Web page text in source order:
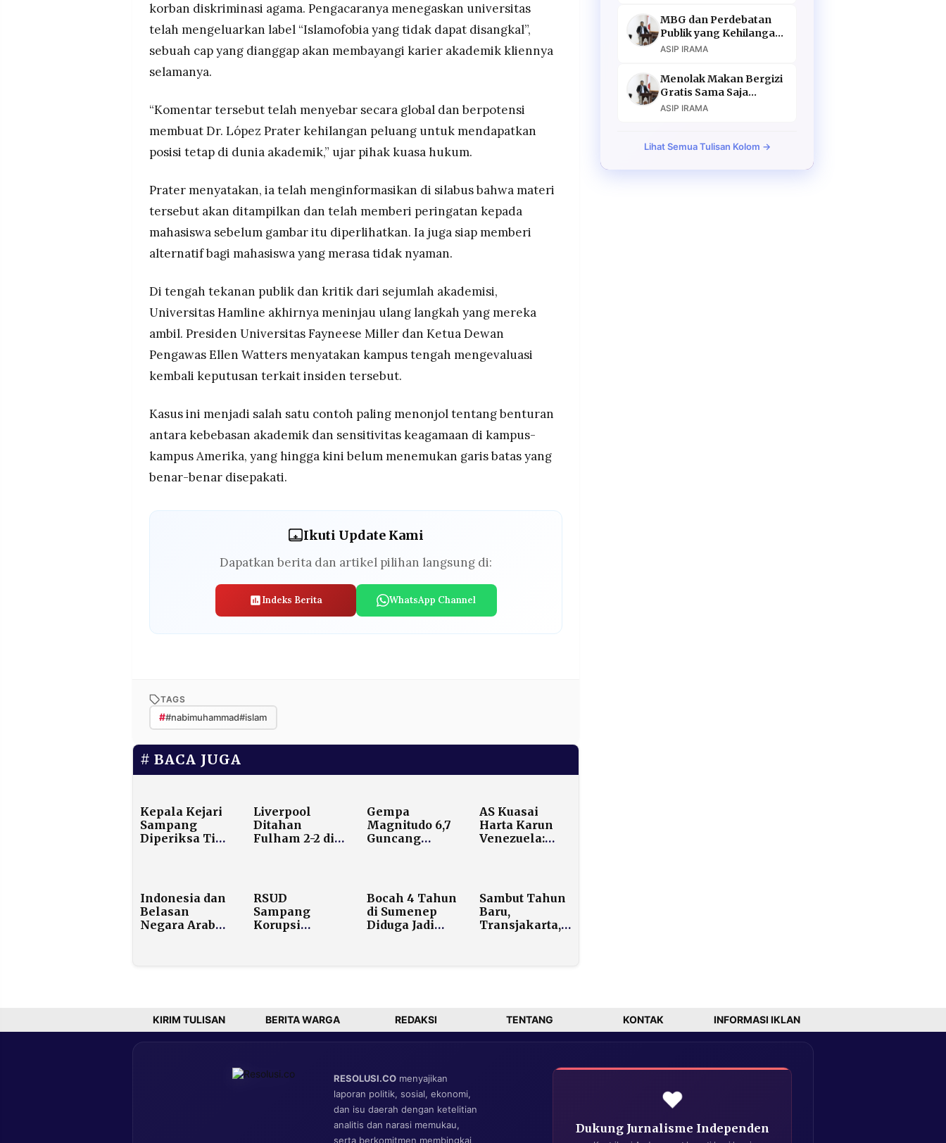
korban diskriminasi agama. Pengacaranya menegaskan universitas
telah mengeluarkan label “Islamofobia yang tidak dapat disangkal”,
sebuah cap yang dianggap akan membayangi karier akademik kliennya
selamanya.
“Komentar tersebut telah menyebar secara global dan berpotensi
membuat Dr. López Prater kehilangan peluang untuk mendapatkan
posisi tetap di dunia akademik,” ujar pihak kuasa hukum.
Prater menyatakan, ia telah menginformasikan di silabus bahwa materi
tersebut akan ditampilkan dan telah memberi peringatan kepada
mahasiswa sebelum gambar itu diperlihatkan. Ia juga siap memberi
alternatif bagi mahasiswa yang merasa tidak nyaman.
Di tengah tekanan publik dan kritik dari sejumlah akademisi,
Universitas Hamline akhirnya meninjau ulang langkah yang mereka
ambil. Presiden Universitas Fayneese Miller dan Ketua Dewan
Pengawas Ellen Watters menyatakan kampus tengah mengevaluasi
kembali keputusan terkait insiden tersebut.
Kasus ini menjadi salah satu contoh paling menonjol tentang benturan
antara kebebasan akademik dan sensitivitas keagamaan di kampus-
kampus Amerika, yang hingga kini belum menemukan garis batas yang
benar-benar disepakati.
Ikuti Update Kami
Dapatkan berita dan artikel pilihan langsung di:
Indeks Berita WhatsApp Channel
TAGS
##nabimuhammad#islam
BACA JUGA
Kepala Kejari
Sampang
Diperiksa Tim
Laporan
Masyarakat
Liverpool
Ditahan
Fulham 2-2 di
Gempa
Magnitudo 6,7
Guncang
Berdampak ke
Indonesia
AS Kuasai
Harta Karun
Venezuela:
Dunia yang
Bisa Isi 64.000
Stadion
Indonesia dan
Belasan
Negara Arab
Israel
RSUD
Sampang
Korupsi
Bocah 4 Tahun
di Sumenep
Diduga Jadi
Sambut Tahun
Baru,
Transjakarta,
MBG dan Perdebatan
Publik yang Kehilangan
Argumen
ASIP IRAMA
Menolak Makan Bergizi
Gratis Sama Saja
Menolak Masa Depan
ASIP IRAMA
Lihat Semua Tulisan Kolom →
KIRIM TULISAN BERITA WARGA REDAKSI TENTANG KONTAK INFORMASI IKLAN
RESOLUSI.CO menyajikan
laporan politik, sosial, ekonomi,
dan isu daerah dengan ketelitian
analitis dan narasi memukau,
serta berkomitmen membingkai
❤️
Dukung Jurnalisme Independen